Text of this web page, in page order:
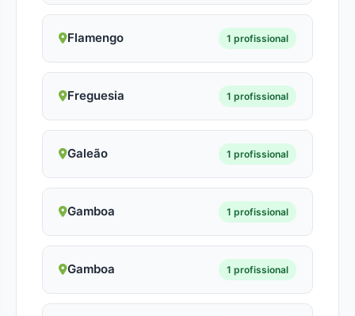
Flamengo 1 profissional
Freguesia 1 profissional
Galeão 1 profissional
Gamboa 1 profissional
Gamboa 1 profissional